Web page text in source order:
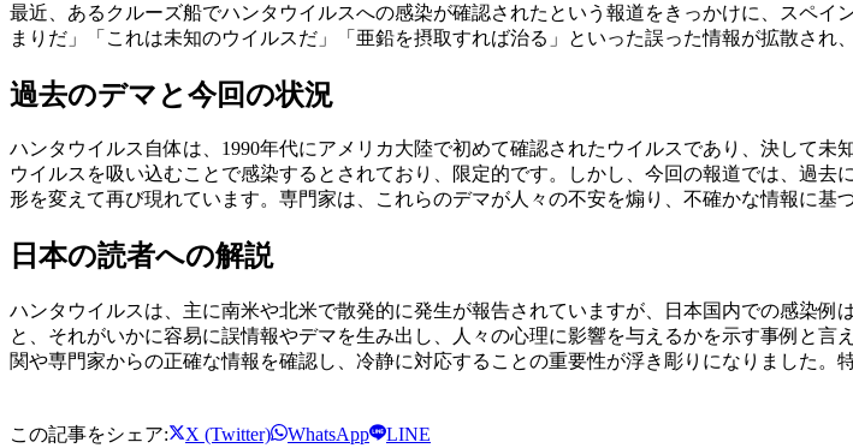
最近、あるクルーズ船でハンタウイルスへの感染が確認されたという報道をきっかけに、スペ
まりだ」「これは未知のウイルスだ」「亜鉛を摂取すれば治る」といった誤った情報が拡散され
過去のデマと今回の状況
ハンタウイルス自体は、1990年代にアメリカ大陸で初めて確認されたウイルスであり、決して
ウイルスを吸い込むことで感染するとされており、限定的です。しかし、今回の報道では、過
形を変えて再び現れています。専門家は、これらのデマが人々の不安を煽り、不確かな情報に基
日本の読者への解説
ハンタウイルスは、主に南米や北米で散発的に発生が報告されていますが、日本国内での感染
と、それがいかに容易に誤情報やデマを生み出し、人々の心理に影響を与えるかを示す事例と
関や専門家からの正確な情報を確認し、冷静に対応することの重要性が浮き彫りになりました。
この記事をシェア: X (Twitter) WhatsApp
LINE